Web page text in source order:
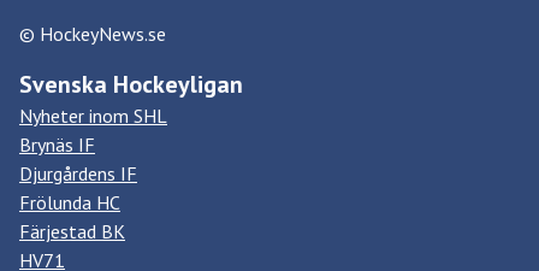
© HockeyNews.se
Svenska Hockeyligan
Nyheter inom SHL
Brynäs IF
Djurgårdens IF
Frölunda HC
Färjestad BK
HV71